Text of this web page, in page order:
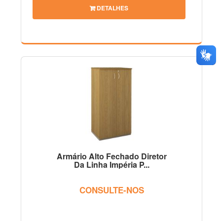
DETALHES
Armário Alto Fechado Diretor
Da Linha Impéria P...
CONSULTE-NOS